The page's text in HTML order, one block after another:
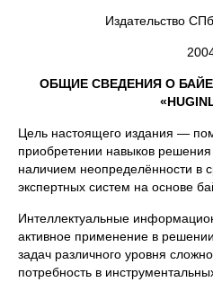
Издательство
ОБЩИЕ СВЕДЕНИЯ О
«HUGIN
Цель настоящего издания ―
приобретении навыков
наличием неопределённости в
экспертных систем на основе
Интеллектуальные
активное применение в
задач различного уровня
потребность в